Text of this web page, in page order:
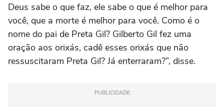
Deus sabe o que faz, ele sabe o que é melhor para
você, que a morte é melhor para você. Como é o
nome do pai de Preta Gil? Gilberto Gil fez uma
oração aos orixás, cadê esses orixás que não
ressuscitaram Preta Gil? Já enterraram?”, disse.
PUBLICIDADE